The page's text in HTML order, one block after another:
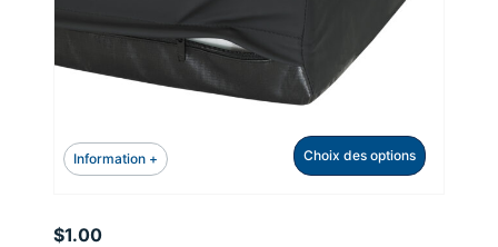
Information + Choix des options
$1.00